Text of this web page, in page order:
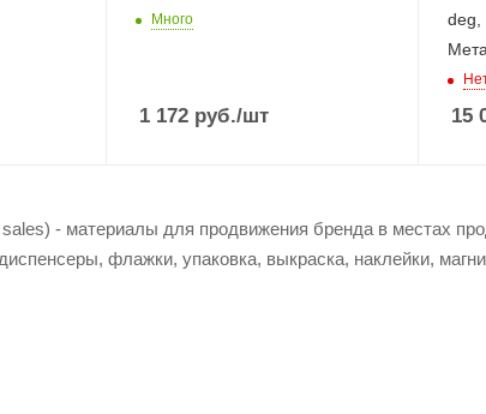
Много
1 172руб./шт
deg,
15
- материалы для продвижения бренда в местах
флажки, упаковка, выкраска, наклейки,